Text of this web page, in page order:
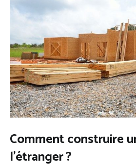
Comment construire
l’étranger ?